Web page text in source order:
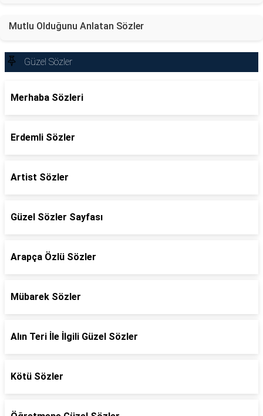
Mutlu Olduğunu Anlatan Sözler
Güzel Sözler
Merhaba Sözleri
Erdemli Sözler
Artist Sözler
Güzel Sözler Sayfası
Arapça Özlü Sözler
Mübarek Sözler
Alın Teri İle İlgili Güzel Sözler
Kötü Sözler